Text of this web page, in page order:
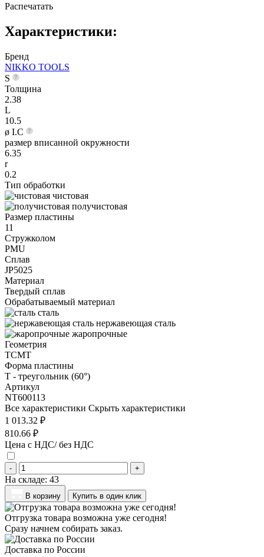
Распечатать
Характеристики:
Бренд
NIKKO TOOLS
S
Толщина
2.38
L
10.5
ø I.C
размер вписанной окружности
6.35
r
0.2
Тип обработки
чистовая
получистовая
Размер пластины
11
Стружколом
PMU
Сплав
JP5025
Материал
Твердый сплав
Обрабатываемый материал
сталь
нержавеющая сталь
жаропрочные
Геометрия
TCMT
Форма пластины
T - треугольник (60°)
Артикул
NT600113
Все характеристики Скрыть характеристики
1 013.32 ₽
810.66 ₽
Цена с НДС/ без НДС
- +
На складе: 43
В корзину Купить в один клик
Отгрузка товара возможна уже сегодня!
Сразу начнем собирать заказ.
Доставка по России